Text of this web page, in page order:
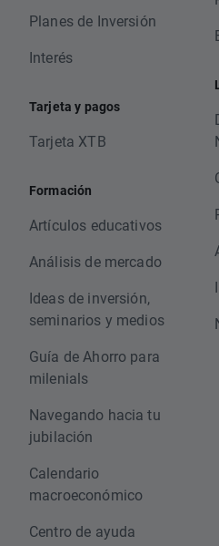
Planes de Inversión
Interés
Tarjeta y pagos
Tarjeta XTB
Formación
Artículos educativos
Análisis de mercado
Ideas de inversión,
seminarios y medios
Guía de Ahorro para
milenials
Navegando hacia tu
jubilación
Calendario
macroeconómico
Centro de ayuda